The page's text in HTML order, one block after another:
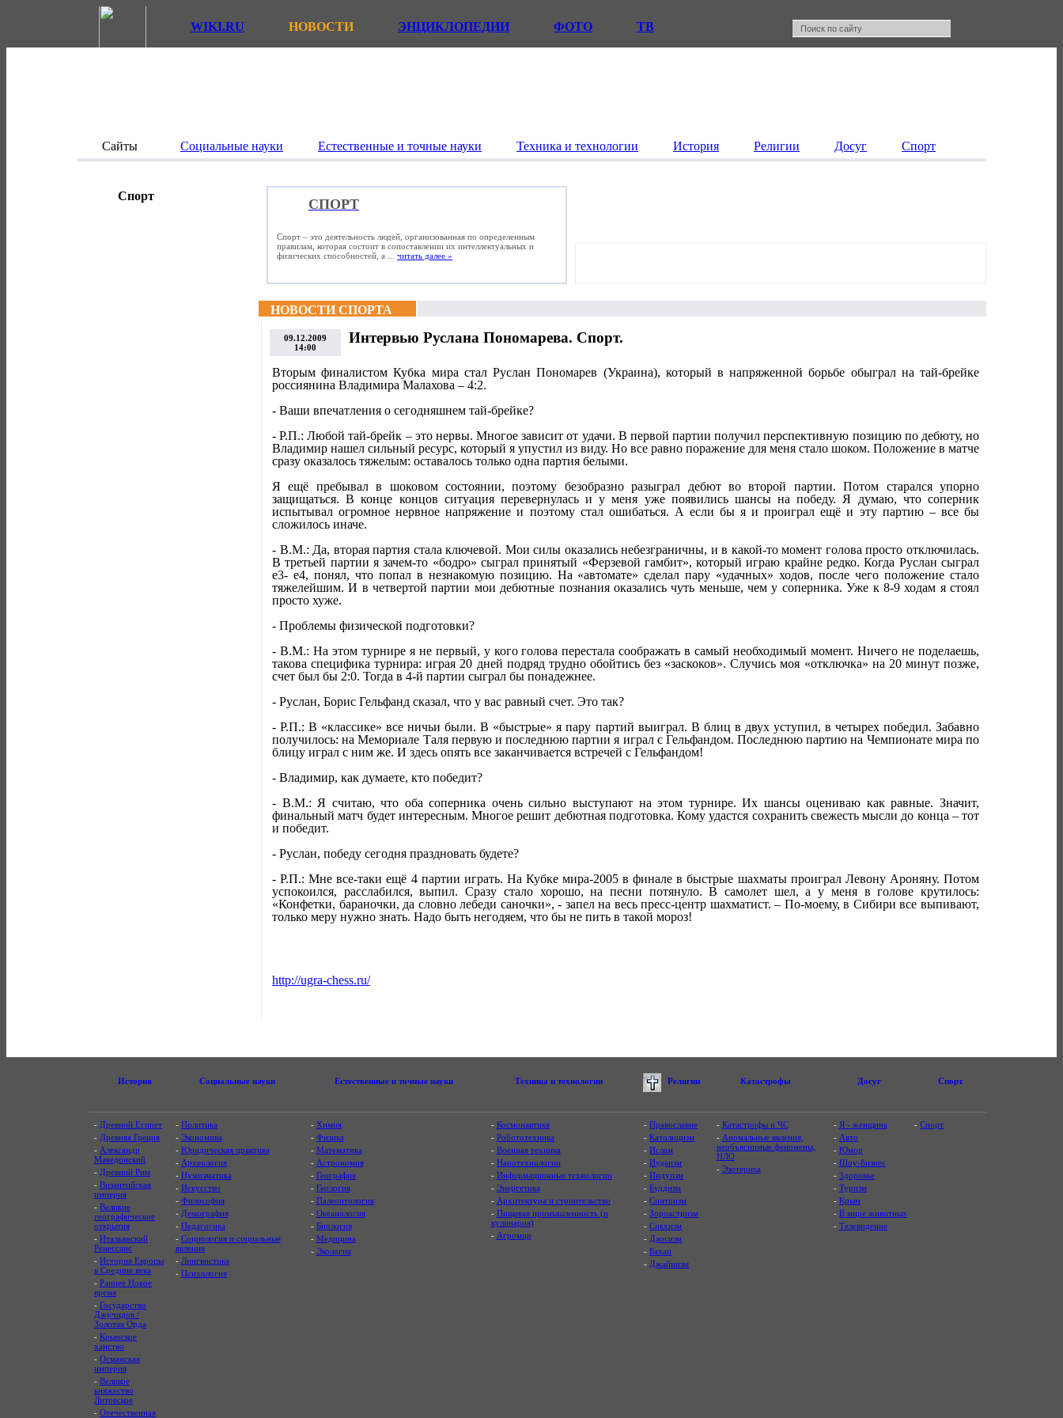
WIKI.RU НОВОСТИ ЭНЦИКЛОПЕДИИ ФОТО ТВ
Сайты Социальные науки Естественные и точные науки Техника и технологии История Религии Досуг Спорт
Спорт
СПОРТ
Спорт – это деятельность людей, организованная по определенным
правилам, которая состоит в сопоставлении их интеллектуальных и
физических способностей, а ... читать далее »
НОВОСТИ СПОРТА
09.12.2009
14:00
Интервью Руслана Пономарева. Спорт.
Вторым финалистом Кубка мира стал Руслан Пономарев (Украина), который в напряженной борьбе обыграл на тай-брейке
россиянина Владимира Малахова – 4:2.
- Ваши впечатления о сегодняшнем тай-брейке?
- Р.П.: Любой тай-брейк – это нервы. Многое зависит от удачи. В первой партии получил перспективную позицию по дебюту, но
Владимир нашел сильный ресурс, который я упустил из виду. Но все равно поражение для меня стало шоком. Положение в матче
сразу оказалось тяжелым: оставалось только одна партия белыми.
Я ещё пребывал в шоковом состоянии, поэтому безобразно разыграл дебют во второй партии. Потом старался упорно
защищаться. В конце концов ситуация перевернулась и у меня уже появились шансы на победу. Я думаю, что соперник
испытывал огромное нервное напряжение и поэтому стал ошибаться. А если бы я и проиграл ещё и эту партию – все бы
сложилось иначе.
- В.М.: Да, вторая партия стала ключевой. Мои силы оказались небезграничны, и в какой-то момент голова просто отключилась.
В третьей партии я зачем-то «бодро» сыграл принятый «Ферзевой гамбит», который играю крайне редко. Когда Руслан сыграл
е3- е4, понял, что попал в незнакомую позицию. На «автомате» сделал пару «удачных» ходов, после чего положение стало
тяжелейшим. И в четвертой партии мои дебютные познания оказались чуть меньше, чем у соперника. Уже к 8-9 ходам я стоял
просто хуже.
- Проблемы физической подготовки?
- В.М.: На этом турнире я не первый, у кого голова перестала соображать в самый необходимый момент. Ничего не поделаешь,
такова специфика турнира: играя 20 дней подряд трудно обойтись без «заскоков». Случись моя «отключка» на 20 минут позже,
счет был бы 2:0. Тогда в 4-й партии сыграл бы понадежнее.
- Руслан, Борис Гельфанд сказал, что у вас равный счет. Это так?
- Р.П.: В «классике» все ничьи были. В «быстрые» я пару партий выиграл. В блиц в двух уступил, в четырех победил. Забавно
получилось: на Мемориале Таля первую и последнюю партии я играл с Гельфандом. Последнюю партию на Чемпионате мира по
блицу играл с ним же. И здесь опять все заканчивается встречей с Гельфандом!
- Владимир, как думаете, кто победит?
- В.М.: Я считаю, что оба соперника очень сильно выступают на этом турнире. Их шансы оцениваю как равные. Значит,
финальный матч будет интересным. Многое решит дебютная подготовка. Кому удастся сохранить свежесть мысли до конца – тот
и победит.
- Руслан, победу сегодня праздновать будете?
- Р.П.: Мне все-таки ещё 4 партии играть. На Кубке мира-2005 в финале в быстрые шахматы проиграл Левону Ароняну. Потом
успокоился, расслабился, выпил. Сразу стало хорошо, на песни потянуло. В самолет шел, а у меня в голове крутилось:
«Конфетки, бараночки, да словно лебеди саночки», - запел на весь пресс-центр шахматист. – По-моему, в Сибири все выпивают,
только меру нужно знать. Надо быть негодяем, что бы не пить в такой мороз!
http://ugra-chess.ru/
История Социальные науки Естественные и точные науки Техника и технологии Религии Катастрофы Досуг Спорт
- Древний Египет
- Древняя Греция
- Александр
Македонский
- Древний Рим
- Византийская
империя
- Великие
географические
открытия
- Итальянский
Ренессанс
- История Европы
в Средние века
- Раннее Новое
время
- Государство
Джучидов /
Золотая Орда
- Крымское
ханство
- Османская
империя
- Великое
княжество
Литовское
- Отечественная
- Политика
- Экономика
- Юридическая практика
- Археология
- Нумизматика
- Искусство
- Философия
- Демография
- Педагогика
- Социология и социальные
явления
- Лингвистика
- Психология
- Химия
- Физика
- Математика
- Астрономия
- География
- Геология
- Палеонтология
- Океанология
- Биология
- Медицина
- Экология
- Космонавтика
- Робототехника
- Военная техника
- Нанотехнологии
- Информационные технологии
- Энергетика
- Архитектура и строительство
- Пищевая промышленность (и
кулинария)
- Агромир
-Православие
-Католицизм
-Ислам
-Иудаизм
-Индуизм
-Буддизм
-Синтоизм
-Зороастризм
-Сикхизм
- Даосизм
-Бахаи
- Джайнизм
- Катастрофы и ЧС
- Аномальные явления,
необъяснимые феномены,
НЛО
- Эзотерика
- Я - женщина
- Авто
- Юмор
- Шоу-бизнес
- Здоровье
- Туризм
- Крым
- В мире животных
- Телевидение
-Спорт